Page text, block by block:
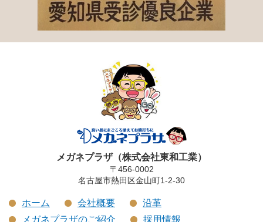
メガネプラザ（株式会社東和工業）
〒456-0002
名古屋市熱田区金山町1-2-30
ホーム 会社概要
沿革
メガネプラザのご紹介
採用情報